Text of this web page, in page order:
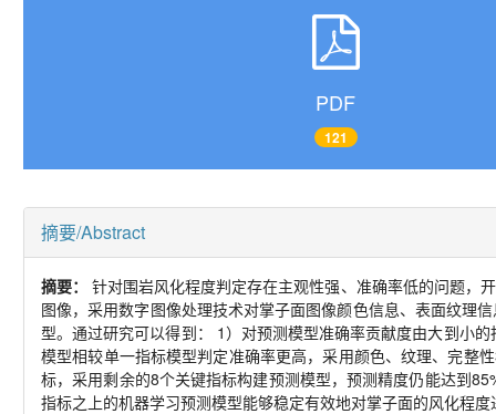
PDF
121
摘要/Abstract
摘要：针对围岩风化程度判定存在主观性强、准确率低的问题，
图像，采用数字图像处理技术对掌子面图像颜色信息、表面纹理
型。通过研究可以得到：
1）对预测模型准确率贡献度由大到小
模型相较单一指标模型判定准确率更高，采用颜色、纹理、完整性
标，采用剩余的8个关键指标构建预测模型，预测精度仍能达到
指标之上的机器学习预测模型能够稳定有效地对掌子面的风化程度